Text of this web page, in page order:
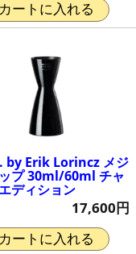
カートに入れる
by Erik Lorincz メジ
プ 30ml/60ml チャ
ディション
17,600円
カートに入れる